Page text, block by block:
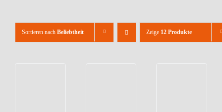
Sortieren nach Beliebtheit Zeige 12 Produkte